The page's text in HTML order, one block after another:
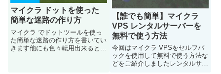
マイクラ ドットを使った
簡単な迷路の作り方
マイクラ でドットツールを使っ
た簡単な迷路の作り方を書いてい
きます他にも色々転用出来るとて
【誰でも簡単】マイクラ
VPS レンタルサーバーを
無料で使う方法
今回はマイクラ VPSをセルフバ
ックを使用して無料で使う方法な
どをご紹介しましたレンタルサー